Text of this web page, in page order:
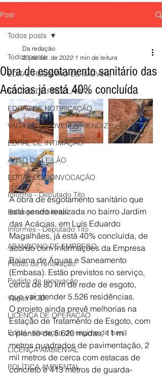
Post
Todos posts
EDITAL REGISTRO DE IMÓVEIS
EDITAIS DE PROCLAMAS
EDITAL DE NOTIFICAÇÃO
VAGA PARA JOVEM APRENDIZ
EDITAL DE INTIMAÇÃO
AVISO DE LEILÃO
EDITAL DE CONVOCAÇÃO
Informe - Deputado Tito
Balanço ambiental
Informes - Deputado Tito
ABANDONO DE EMPREGO
Pedito de renovação
Pedido de renovação
Vagas PCD
LICENÇA DE OPERAÇÃO
Edital - alteração de regime de ben
LICENÇA AMBIENTAL
POLÍTICA AMBIENTAL
Todos posts
Obra de esgotamento sanitário das
Acácias já está 40% concluída
Da redação
23 de set. de 2022 1 min de leitura
A obra de esgotamento sanitário que
está sendo realizada no bairro Jardim
das Acácias, em Luís Eduardo
Magalhães, já está 40% concluída, de
acordo com informações da Empresa
Baiana de Águas e Saneamento
(Embasa). Estão previstos no serviço,
cerca de 80 km de rede de esgoto,
que vai atender 5.526 residências.
O projeto ainda prevê melhorias na
Estação de Tratamento de Esgoto, com
o plantio de 5.620 mudas, 11 mil
metros quadrados de pavimentação, 2
mil metros de cerca com estacas de
concreto e 413 metros de guarda-